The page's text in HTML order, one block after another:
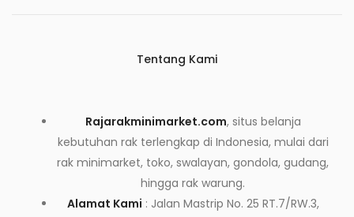
Tentang Kami
Rajarakminimarket.com, situs belanja
kebutuhan rak terlengkap di Indonesia, mulai dari
rak minimarket, toko, swalayan, gondola, gudang,
hingga rak warung.
Alamat Kami : Jalan Mastrip No. 25 RT.7/RW.3,